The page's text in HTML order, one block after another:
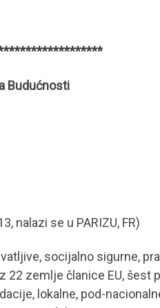
Budućnosti
nalazi se u PARIZU, FR)
socijalno sigurne,
22 zemlje članice EU,
lokalne, pod-